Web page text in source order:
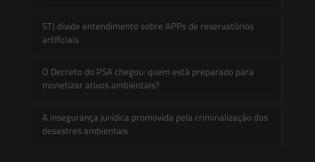
STJ divide entendimento sobre APPs de reservatórios
artificiais
O Decreto do PSA chegou: quem está preparado para
monetizar ativos ambientais?
A insegurança jurídica promovida pela criminalização dos
desastres ambientais